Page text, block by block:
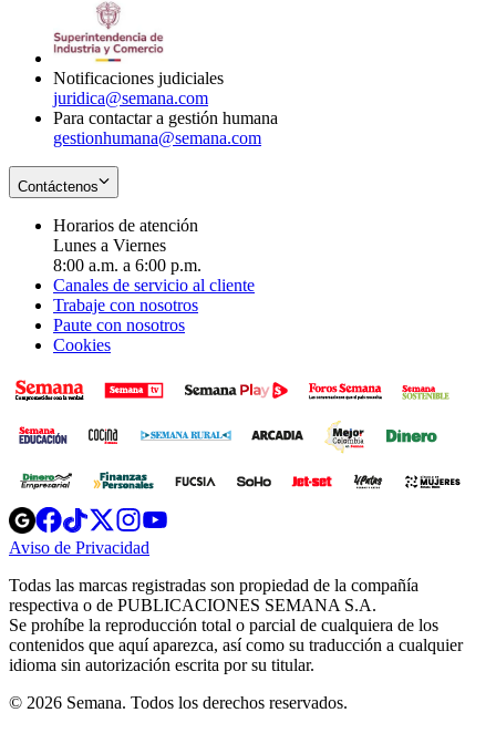
Notificaciones judiciales
juridica@semana.com
Para contactar a gestión humana
gestionhumana@semana.com
Contáctenos
Horarios de atención
Lunes a Viernes
8:00 a.m. a 6:00 p.m.
Canales de servicio al cliente
Trabaje con nosotros
Paute con nosotros
Cookies
Opens
in
new
Opens
in
new
Opens
in
new
window
Opens
new
windowwindow
Aviso de Privacidad
new
window
Todas las marcas registradas son propiedad de la compañía
respectiva o de PUBLICACIONES SEMANA S.A.
Se prohíbe la reproducción total o parcial de cualquiera de los
contenidos que aquí aparezca, así como su traducción a cualquier
idioma sin autorización escrita por su titular.
© 2026 Semana. Todos los derechos reservados.